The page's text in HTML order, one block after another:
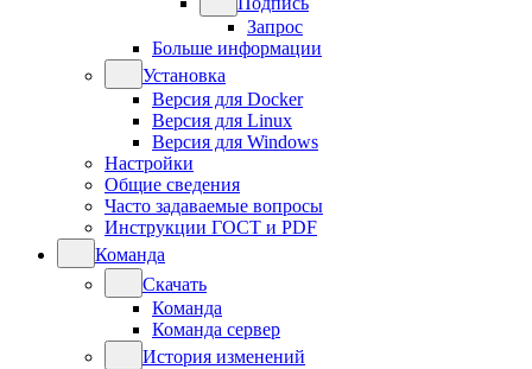
Запрос
Больше информации
Установка
Версия для Docker
Версия для Linux
Версия для Windows
Настройки
Общие сведения
Часто задаваемые вопросы
Инструкции ГОСТ и PDF
Команда
Скачать
Команда
Команда сервер
История изменений